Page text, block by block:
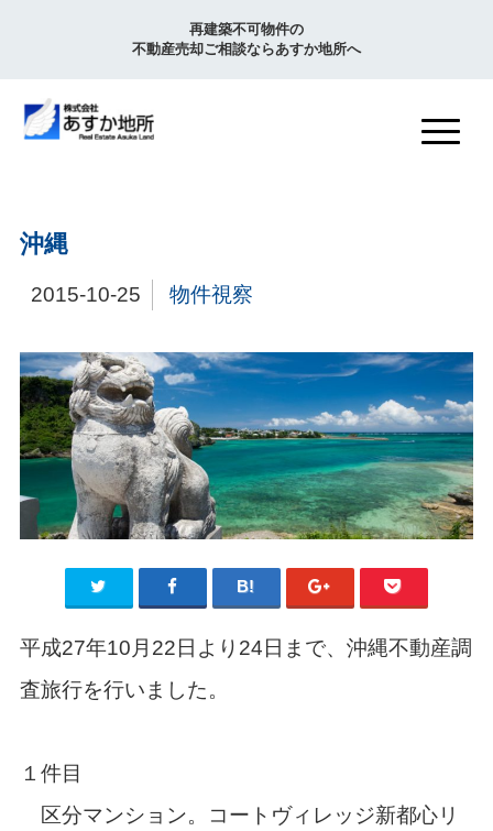
再建築不可物件の
不動産売却ご相談ならあすか地所へ
沖縄
2015-10-25 物件視察
平成27年10月22日より24日まで、沖縄不動産調
査旅行を行いました。
１件目
区分マンション。コートヴィレッジ新都心リ